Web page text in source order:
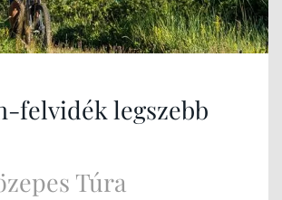
felvidék legszebb
Túra